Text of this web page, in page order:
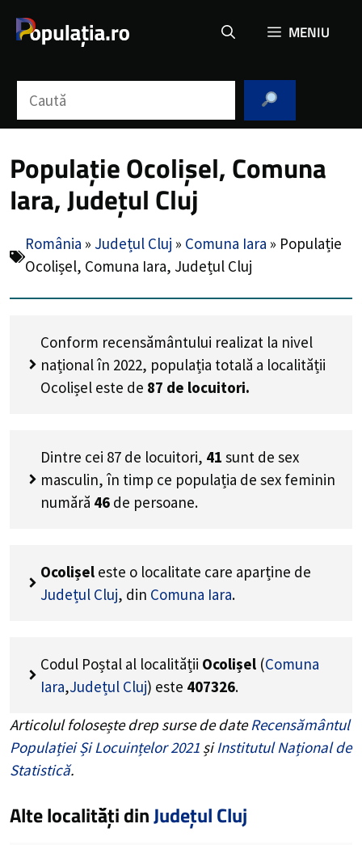
MENIU
Populație Ocolișel, Comuna
Iara, Județul Cluj
România » Județul Cluj » Comuna Iara » Populație
Ocolișel, Comuna Iara, Județul Cluj
Conform recensământului realizat la nivel
național în 2022, populația totală a localității
Ocolișel este de 87 de locuitori.
Dintre cei 87 de locuitori, 41 sunt de sex
masculin, în timp ce populația de sex feminin
numără 46 de persoane.
Ocolișel este o localitate care aparține de
Județul Cluj, din Comuna Iara.
Codul Poștal al localității Ocolișel (Comuna
Iara,Județul Cluj) este 407326.
Articolul folosește drep surse de dateRecensământul
Populației Și Locuințelor 2021 șiInstitutul Național de
Statistică.
Alte localități dinJudețul Cluj